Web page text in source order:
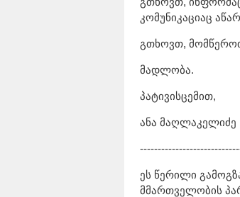
კომუნიკაციაც
გთხოვთ,
მადლობა.
პატივისცემით,
ანა მაღლაკელიძე
ეს წერილი
მმართველობის